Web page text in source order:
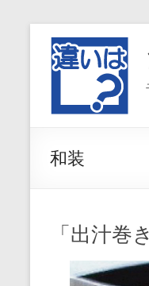
和装
「出汁巻